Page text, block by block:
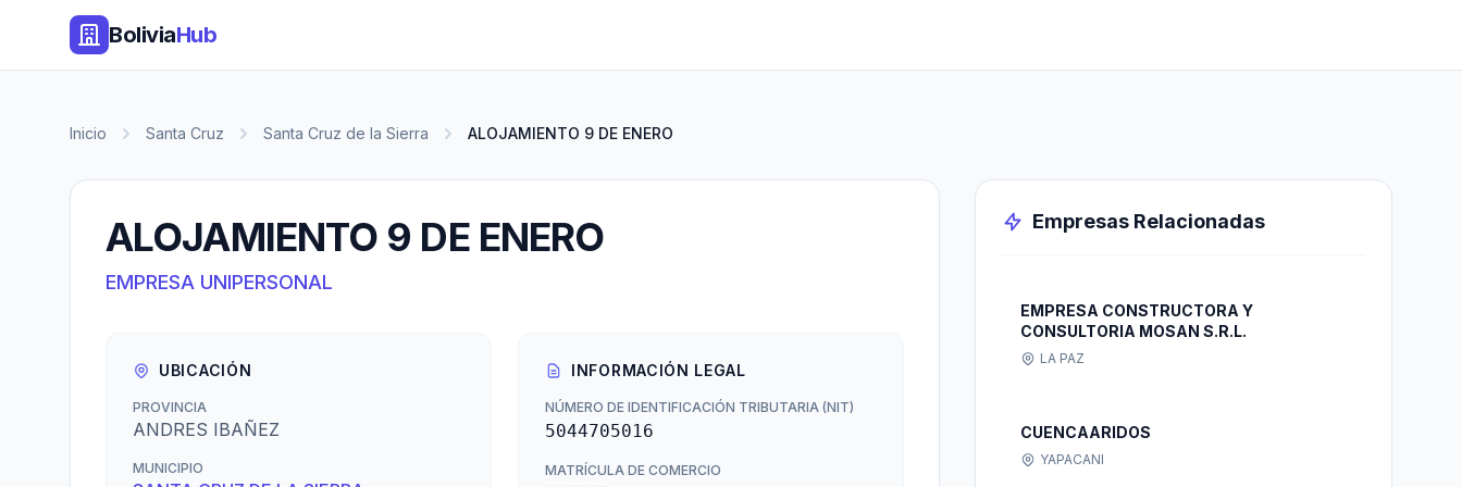
BoliviaHub
Inicio Santa Cruz Santa Cruz de la Sierra ALOJAMIENTO 9 DE ENERO
ALOJAMIENTO 9 DE ENERO
EMPRESA UNIPERSONAL
UBICACIÓN
PROVINCIA
ANDRES IBAÑEZ
MUNICIPIO
INFORMACIÓN LEGAL
NÚMERO DE IDENTIFICACIÓN TRIBUTARIA (NIT)
5044705016
MATRÍCULA DE COMERCIO
Empresas Relacionadas
EMPRESA CONSTRUCTORA Y
CONSULTORIA MOSAN S.R.L.
LA PAZ
CUENCAARIDOS
YAPACANI